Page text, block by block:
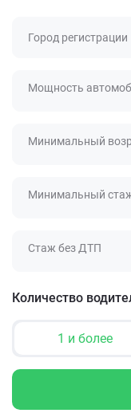
Город регистрации
Мощность
Минимальный
Минимальный
Стаж без ДТП
Количество
1 и более